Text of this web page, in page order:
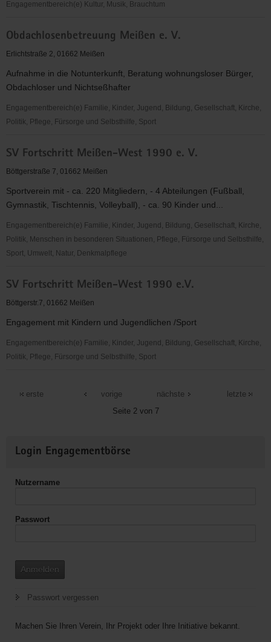
Engagementbereich(e) Kultur, Musik, Brauchtum
Meißen
Obdachlosenbetreuung Meißen e. V.
Erlichtstraße 2, 01662 Meißen
Aufnahme in die Notunterkunft, Beratung wohnungsloser Bürger,
Obdachloser und Nichtseßhafter
Engagementbereich(e) Familie, Kinder, Jugend, Bildung, Gesellschaft, Kirche,
Politik, Pflege, Fürsorge und Selbsthilfe, Sport
Meißen
e.
SV Fortschritt Meißen-West 1990 e. V.
Böttgerstraße 7, 01662 Meißen
Sportverein mit - ca. 220 Mitgliedern, - 4 Abteilungen (Fußball,
Gymnastik, Tischtennis, Volleyball), - ca. 90 Kinder und...
Engagementbereich(e) Familie, Kinder, Jugend, Bildung, Gesellschaft, Kirche,
Politik, Menschen in besonderen Situationen, Pflege, Fürsorge und Selbsthilfe,
Sport, Umwelt, Natur, Denkmalpflege
Fortschritt
Meißen-
1990
e.
V.
SV Fortschritt Meißen-West 1990 e.V.
Böttgerstr.7, 01662 Meißen
Engagement mit Kindern und Jugendlichen /Sport
Engagementbereich(e) Familie, Kinder, Jugend, Bildung, Gesellschaft, Kirche,
Politik, Pflege, Fürsorge und Selbsthilfe, Sport
Fortschritt
e.V.
erste
vorige
Seite 2 von 7
nächste letzte
Informationen
Login Engagementbörse
Nutzername
Passwort
Anmelden
Passwort vergessen
Machen Sie Ihren Verein, Ihr Projekt oder Ihre Initiative bekannt.